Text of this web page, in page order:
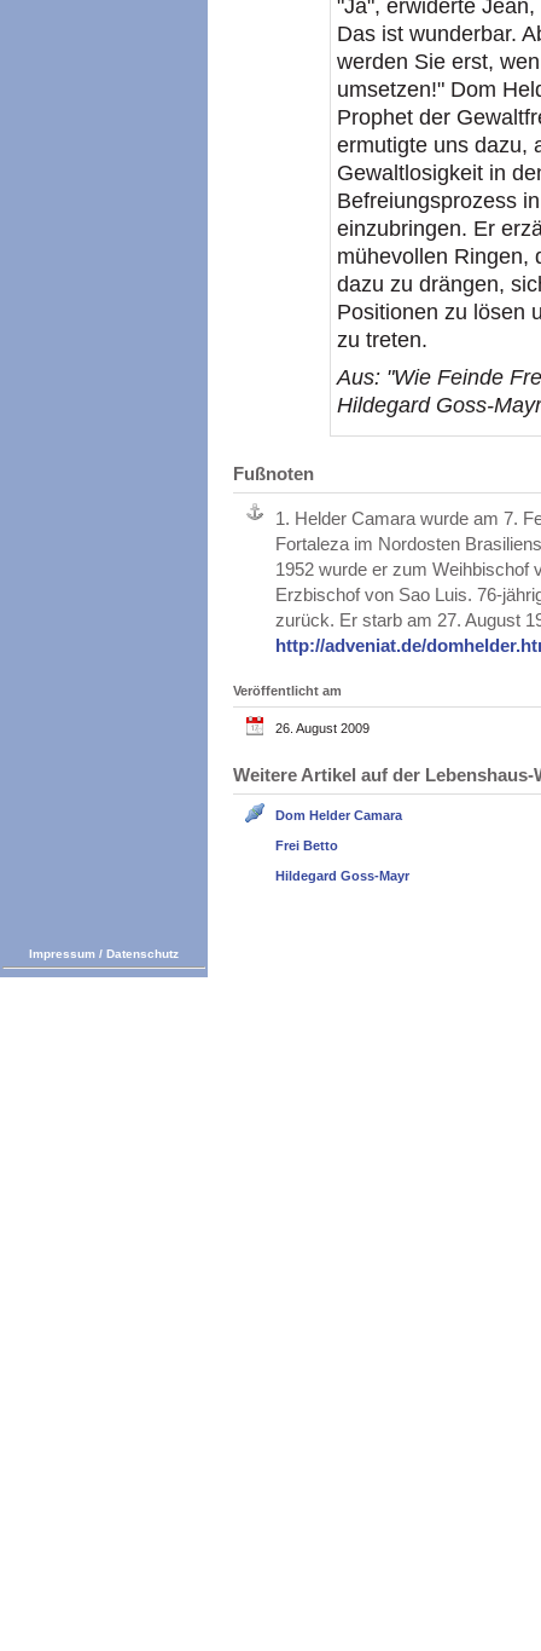
"Ja", erwiderte
Das ist wunderbar.
werden Sie erst,
umsetzen!" Dom
Prophet der
ermutigte uns dazu,
Gewaltlosigkeit in
Befreiungsprozess
einzubringen. Er
mühevollen Ringen,
dazu zu drängen,
Positionen zu lösen
zu treten.
Aus: "Wie Feinde
Hildegard Goss-
Fußnoten
1. Helder Camara wurde am 7.
Fortaleza im Nordosten
1952 wurde er zum Weihbischof
Erzbischof von Sao Luis. 76-
zurück. Er starb am 27. August
http://adveniat.de/
Veröffentlicht am
26. August 2009
Weitere Artikel auf der
Dom Helder Camara
Frei Betto
Hildegard Goss-Mayr
Impressum / Datenschutz